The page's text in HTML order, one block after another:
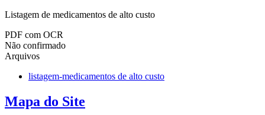
Listagem de medicamentos de alto custo
PDF com OCR
Não confirmado
Arquivos
listagem-medicamentos de alto custo
Mapa do Site